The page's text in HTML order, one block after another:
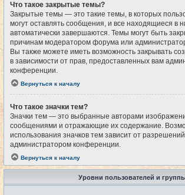
Что такое закрытые темы?
Закрытые темы — это такие темы, в которых
могут оставлять сообщения, и все находящиеся в
автоматически завершаются. Темы могут быть
причинам модератором форума или
Вы также можете иметь возможность закрывать
в зависимости от прав, предоставленных вам
конференции.
Вернуться к началу
Что такое значки тем?
Значки тем — это выбранные авторами
сообщениями и отражающие их содержание.
использования значков тем зависит от
администратором конференции.
Вернуться к началу
Уровни пользователей и